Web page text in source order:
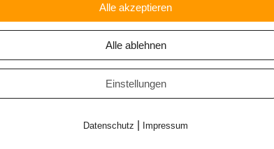
(Bitte Zahl eingeben)
Alle akzeptieren
Alle ablehnen
Einstellungen
Datenschutz Impressum